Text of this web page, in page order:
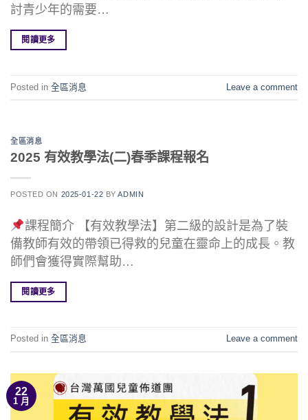
討青少年的需要…
閱讀更多
Posted in 全區消息 Leave a comment
全區消息
2025 有效教學法(二)春季課程報名
POSTED ON 2025-01-22 BYADMIN
課程簡介 【有效教學法】第二級的設計是為了裝
備教師有效的帶領已得救的兒童在靈命上的成長。教
師們會獲得實際幫助…
閱讀更多
Posted in 全區消息 Leave a comment
22
1 月